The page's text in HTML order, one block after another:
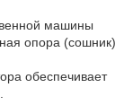
машины
опора (сошник)
обеспечивает